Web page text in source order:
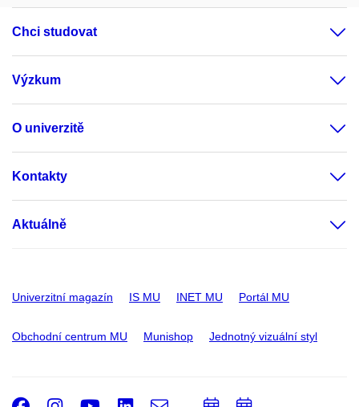
Chci studovat
Výzkum
O univerzitě
Kontakty
Aktuálně
Univerzitní magazín IS MU INET MU Portál MU
Obchodní centrum MU Munishop Jednotný vizuální styl